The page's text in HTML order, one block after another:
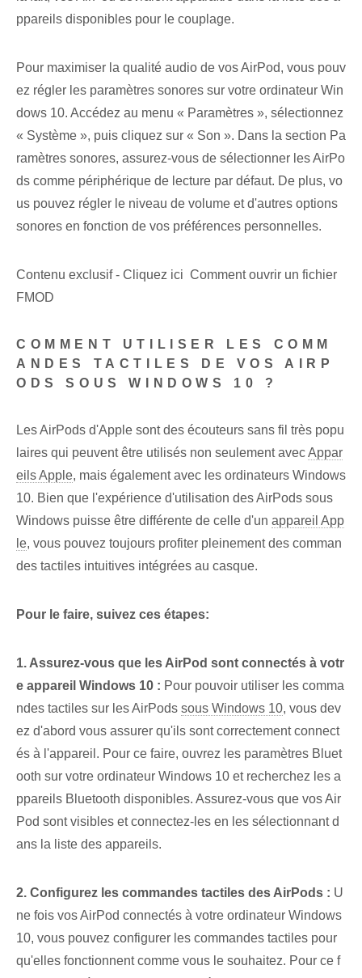
ppareils disponibles pour le couplage.
Pour maximiser la qualité audio de vos AirPod, vous pouv
ez régler les paramètres sonores sur votre ordinateur Win
dows 10. Accédez au menu « Paramètres », sélectionnez
« Système », puis cliquez sur « Son ». Dans la section Pa
ramètres sonores⁣, assurez-vous de sélectionner les AirPo
ds comme périphérique de lecture par défaut. De plus, vo
us pouvez régler le niveau de volume et d'autres options
sonores en fonction de vos préférences personnelles.
Contenu exclusif - Cliquez ici Comment ouvrir un fichier
FMOD
COMMENT UTILISER LES COMM
ANDES TACTILES DE VOS AIRP
ODS SOUS WINDOWS 10 ?
Les AirPods d'Apple sont des écouteurs sans fil très popu
laires qui peuvent être utilisés non seulement avecAppar
eils Apple, mais également avec les ordinateurs Windows
10. Bien que l'expérience d'utilisation des AirPods sous
Windows puisse être différente de celle d'un appareil App
le, vous pouvez toujours profiter pleinement des comman
des tactiles intuitives intégrées au casque.
Pour le faire, suivez ces étapes:
1. Assurez-vous que les AirPod sont connectés à votr
e appareil Windows 10 : ‌Pour pouvoir utiliser les comma
ndes tactiles sur les⁢ AirPods sous Windows 10, vous dev
ez d'abord vous assurer qu'ils sont correctement connect
és à l'appareil. Pour ce faire, ouvrez les paramètres Bluet
ooth sur votre ordinateur Windows 10 et recherchez les a
ppareils Bluetooth disponibles. Assurez-vous que vos Air
Pod sont visibles et connectez-les en les sélectionnant d
ans la liste des appareils.
2. Configurez les commandes tactiles des AirPods : U
ne fois vos AirPod connectés à votre ordinateur Windows
10, vous pouvez configurer les commandes tactiles pour
qu'elles fonctionnent comme vous le souhaitez. Pour ce f